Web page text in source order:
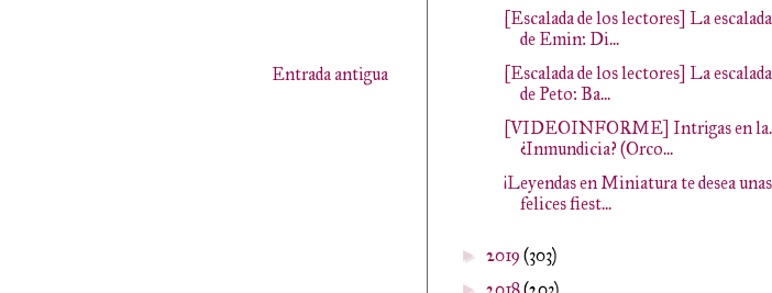
Entrada antigua
[Escalada de los lectores] La escalada
de Emin: Di...
[Escalada de los lectores] La escalada
de Peto: Ba...
[VIDEOINFORME] Intrigas en
¿Inmundicia? (Orco...
¡Leyendas en Miniatura te desea unas
felices fiest...
► 2019 (303)
►